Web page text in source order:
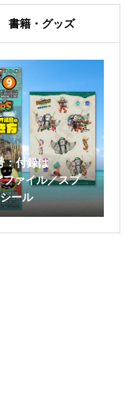
書籍・グッズ
：付録は
ァイル／スプ
ール